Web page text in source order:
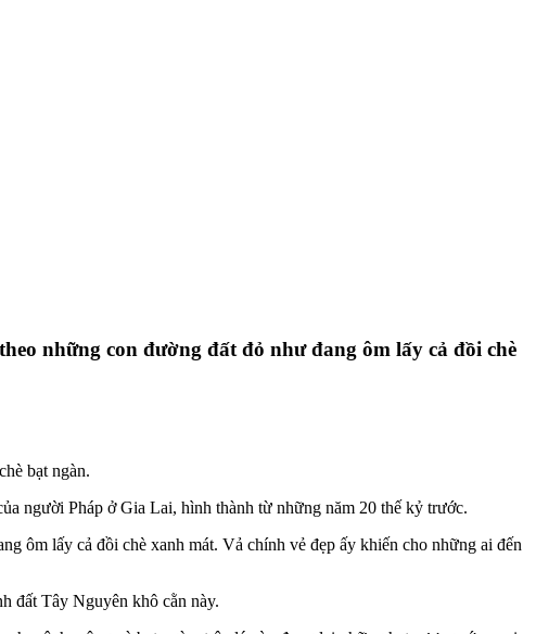
những con đường đất đỏ như đang ôm lấy cả đồi chè
bạt ngàn.
người Pháp ở Gia Lai, hình thành từ những năm 20 thế kỷ trước.
ôm lấy cả đồi chè xanh mát. Vả chính vẻ đẹp ấy khiến cho những ai đến
đất Tây Nguyên khô cằn này.